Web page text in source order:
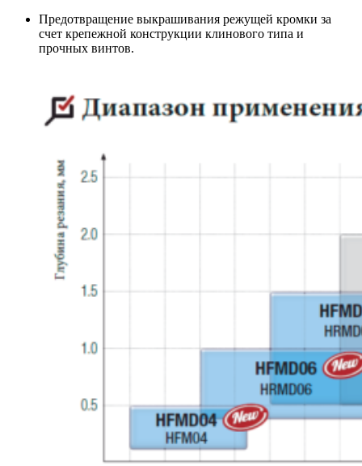
Предотвращение выкрашивания режущей кромки за
счет крепежной конструкции клинового типа и
прочных винтов.